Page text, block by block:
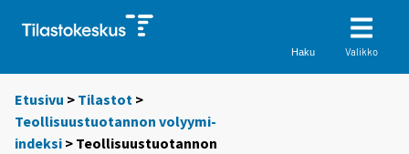
Haku Valikko
Etusivu > Tilastot >
Teollisuustuotannon volyymi-
indeksi > Teollisuustuotannon